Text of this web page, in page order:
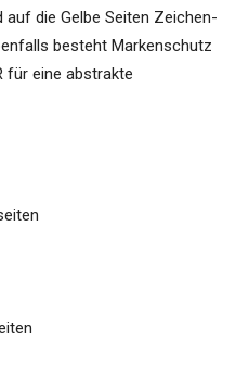
die Gelbe Seiten Zeichen-
besteht Markenschutz
für eine abstrakte